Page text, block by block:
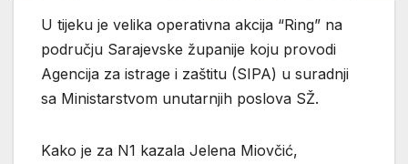
U tijeku je velika operativna akcija “Ring” na
području Sarajevske županije koju provodi
Agencija za istrage i zaštitu (SIPA) u suradnji
sa Ministarstvom unutarnjih poslova SŽ.
Kako je za N1 kazala Jelena Miovčić,